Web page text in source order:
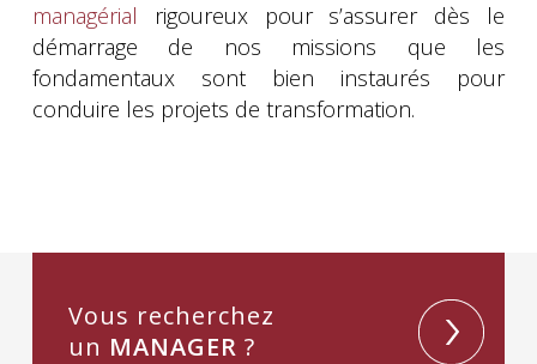
managérial rigoureux pour s’assurer dès le
démarrage de nos missions que les
fondamentaux sont bien instaurés pour
conduire les projets de transformation.
Vous recherchez
un MANAGER ?